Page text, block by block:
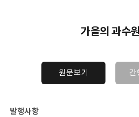
가을의 과수
원문보기 간
발행사항